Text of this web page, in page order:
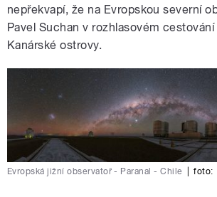
nepřekvapí, že na Evropskou severní
Pavel Suchan v rozhlasovém
Kanárské ostrovy.
Evropská jižní observatoř - Paranal - Chile foto: